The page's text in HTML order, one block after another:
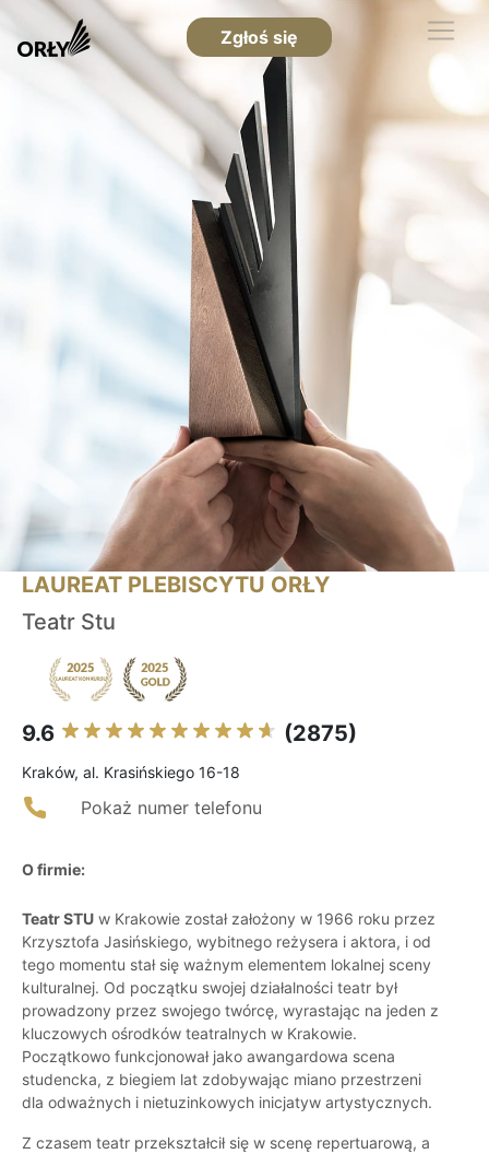
Zgłoś się
LAUREAT PLEBISCYTU ORŁY
Teatr Stu
9.6 (2875)
Kraków, al. Krasińskiego 16-18
Pokaż numer telefonu
O firmie:
Teatr STU w Krakowie został założony w 1966 roku przez
Krzysztofa Jasińskiego, wybitnego reżysera i aktora, i od
tego momentu stał się ważnym elementem lokalnej sceny
kulturalnej. Od początku swojej działalności teatr był
prowadzony przez swojego twórcę, wyrastając na jeden z
kluczowych ośrodków teatralnych w Krakowie.
Początkowo funkcjonował jako awangardowa scena
studencka, z biegiem lat zdobywając miano przestrzeni
dla odważnych i nietuzinkowych inicjatyw artystycznych.
Z czasem teatr przekształcił się w scenę repertuarową, a